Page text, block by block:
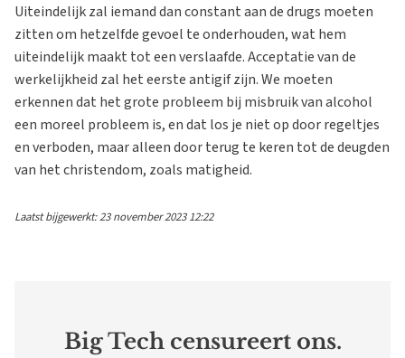
Uiteindelijk zal iemand dan constant aan de drugs moeten
zitten om hetzelfde gevoel te onderhouden, wat hem
uiteindelijk maakt tot een verslaafde. Acceptatie van de
werkelijkheid zal het eerste antigif zijn. We moeten
erkennen dat het grote probleem bij misbruik van alcohol
een moreel probleem is, en dat los je niet op door regeltjes
en verboden, maar alleen door terug te keren tot de deugden
van het christendom, zoals matigheid.
Laatst bijgewerkt: 23 november 2023 12:22
Big Tech censureert ons.